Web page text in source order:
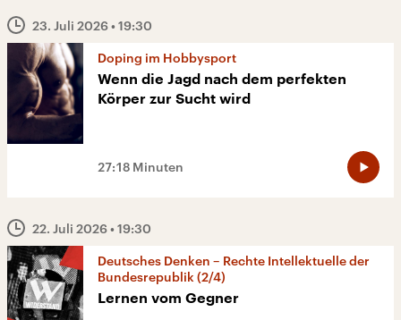
23. Juli 2026• 19:30
Doping im Hobbysport
Wenn die Jagd nach dem perfekten
Körper zur Sucht wird
27:18 Minuten
22. Juli 2026• 19:30
Deutsches Denken – Rechte Intellektuelle der
Bundesrepublik (2/4)
Lernen vom Gegner